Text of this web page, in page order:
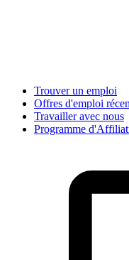
Trouver un emploi
Offres d'emploi
Travailler avec nous
Programme